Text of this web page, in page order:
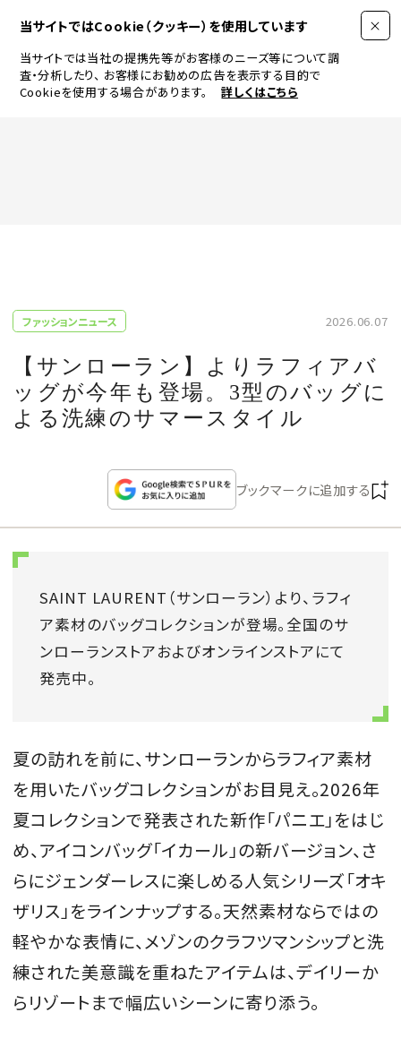
当サイトではCookie（クッキー）を使用しています
当サイトでは当社の提携先等がお客様のニーズ等について調
査・分析したり、 お客様にお勧めの広告を表示する目的で
Cookieを使用する場合があります。
詳しくはこちら
JEWELRY & WATCH
LIFESTYLE
CULTURE
CELEBRITY
WEDDING
FORTUNE
SDGs
会員登録
Log in or Sign up
SPUR読者のためのメンバーシッププログラム
「The SPUR Club」。便利な機能と特典を無料で楽し
ログイン・新規会員登録
ファッションニュース 2026.06.07
【サンローラン】よりラフィアバ
ッグが今年も登場。3型のバッグに
よる洗練のサマースタイル
ブックマークに追加する
SAINT LAURENT（サンローラン）より、ラフィ
ア素材のバッグコレクションが登場。全国のサ
ンローランストアおよびオンラインストアにて
発売中。
夏の訪れを前に、サンローランからラフィア素材
を用いたバッグコレクションがお目見え。2026年
夏コレクションで発表された新作「パニエ」をはじ
め、アイコンバッグ「イカール」の新バージョン、さ
らにジェンダーレスに楽しめる人気シリーズ「オキ
ザリス」をラインナップする。天然素材ならではの
軽やかな表情に、メゾンのクラフツマンシップと洗
練された美意識を重ねたアイテムは、デイリーか
らリゾートまで幅広いシーンに寄り添う。